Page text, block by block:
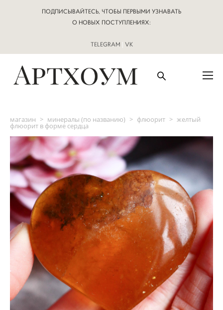
ПОДПИСЫВАЙТЕСЬ, ЧТОБЫ ПЕРВЫМИ УЗНАВАТЬ
О НОВЫХ ПОСТУПЛЕНИЯХ:
TELEGRAM | VK
магазин > минералы (по названию) > флюорит > желтый
флюорит в форме сердца